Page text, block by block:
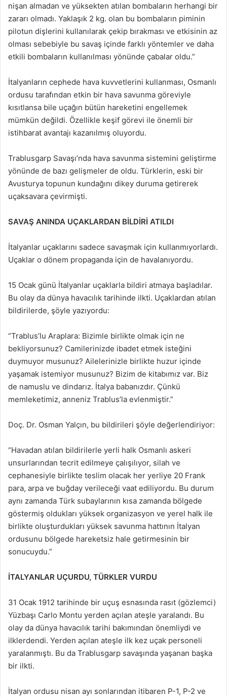
nişan almadan ve yüksekten atılan bombaların herhangi bir
zararı olmadı. Yaklaşık 2 kg. olan bu bombaların piminin
pilotun dişlerini kullanılarak çekip bırakması ve etkisinin az
olması sebebiyle bu savaş içinde farklı yöntemler ve daha
etkili bombaların kullanılması yönünde çabalar oldu.”
İtalyanların cephede hava kuvvetlerini kullanması, Osmanlı
ordusu tarafından etkin bir hava savunma göreviyle
kısıtlansa bile uçağın bütün hareketini engellemek
mümkün değildi. Özellikle keşif görevi ile önemli bir
istihbarat avantajı kazanılmış oluyordu.
Trablusgarp Savaşı’nda hava savunma sistemini geliştirme
yönünde de bazı gelişmeler de oldu. Türklerin, eski bir
Avusturya topunun kundağını dikey duruma getirerek
uçaksavara çevirmişti.
SAVAŞ ANINDA UÇAKLARDAN BİLDİRİ ATILDI
İtalyanlar uçaklarını sadece savaşmak için kullanmıyorlardı.
Uçaklar o dönem propaganda için de havalanıyordu.
15 Ocak günü İtalyanlar uçaklarla bildiri atmaya başladılar.
Bu olay da dünya havacılık tarihinde ilkti. Uçaklardan atılan
bildirilerde, şöyle yazıyordu:
“Trablus’lu Araplara: Bizimle birlikte olmak için ne
bekliyorsunuz? Camilerinizde ibadet etmek isteğini
duymuyor musunuz? Ailelerinizle birlikte huzur içinde
yaşamak istemiyor musunuz? Bizim de kitabımız var. Biz
de namuslu ve dindarız. İtalya babanızdır. Çünkü
memleketimiz, anneniz Trablus’la evlenmiştir.”
Doç. Dr. Osman Yalçın, bu bildirileri şöyle değerlendiriyor:
“Havadan atılan bildirilerle yerli halk Osmanlı askeri
unsurlarından tecrit edilmeye çalışılıyor, silah ve
cephanesiyle birlikte teslim olacak her yerliye 20 Frank
para, arpa ve buğday verileceği vaat ediliyordu. Bu durum
aynı zamanda Türk subaylarının kısa zamanda bölgede
göstermiş oldukları yüksek organizasyon ve yerel halk ile
birlikte oluşturdukları yüksek savunma hattının İtalyan
ordusunu bölgede hareketsiz hale getirmesinin bir
sonucuydu.”
İTALYANLAR UÇURDU, TÜRKLER VURDU
31 Ocak 1912 tarihinde bir uçuş esnasında rasıt (gözlemci)
Yüzbaşı Carlo Montu yerden açılan ateşle yaralandı. Bu
olay da dünya havacılık tarihi bakımından önemliydi ve
ilklerdendi. Yerden açılan ateşle ilk kez uçak personeli
yaralanmıştı. Bu da Trablusgarp savaşında yaşanan başka
bir ilkti.
İtalyan ordusu nisan ayı sonlarından itibaren P-1, P-2 ve